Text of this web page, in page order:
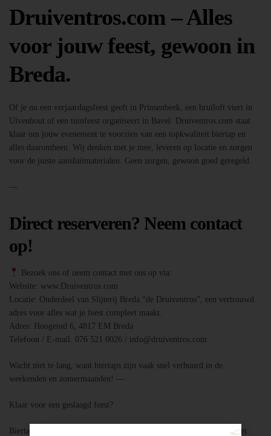
Druiventros.com – Alles
voor jouw feest, gewoon in
Breda.
Of je nu een verjaardagsfeest geeft in Prinsenbeek, een bruiloft viert in
Ulvenhout of een tuinfeest organiseert in Bavel: Druiventros.com staat
klaar om jouw evenement te voorzien van een topkwaliteit biertap en
alles daaromheen. Wij denken met je mee, leveren op locatie en zorgen
voor de juiste aansluitmaterialen. Geen zorgen, gewoon goed geregeld.
—
Direct reserveren? Neem contact
op!
Bezoek ons of neem contact met ons op via:
Website: www.Druiventros.com
Locatie: Onderdeel van Slijterij Breda “de Druiventros”, een vertrouwd
adres voor alles wat je feest compleet maakt.
Adres: Hoogeind 6, 4817 EM Breda
Telefoon / E-mail: 076 521 0026 / info@druiventros.com
Wacht niet te lang, want biertaps zijn vaak snel verhuurd in de
weekenden en zomermaanden! —
Klaar voor een geslaagd feest?
Biertap huren locatie Breda – snel geregeld via Druiventros.com, met